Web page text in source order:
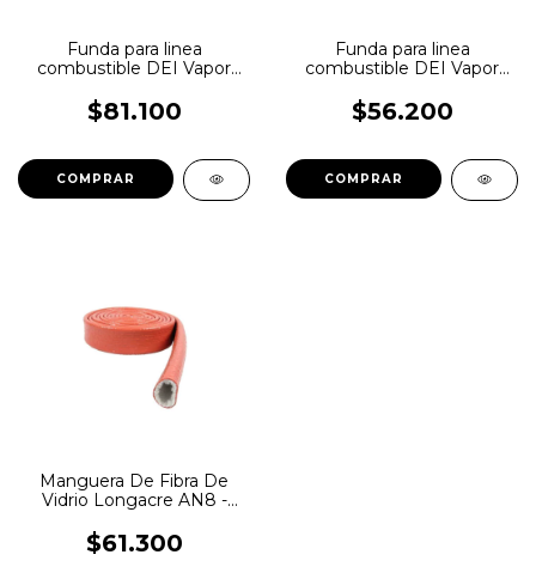
Funda para linea
combustible DEI Vapor
$81.100
Funda para linea
combustible DEI Vapor
$56.200
Manguera De Fibra De
Vidrio Longacre AN8 -
$61.300